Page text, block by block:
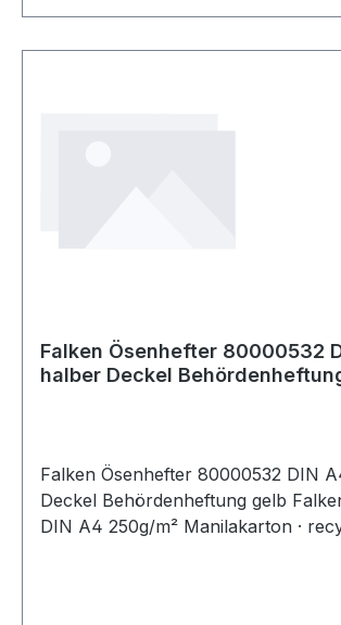
Falken Ösenhefter 80000532
halber Deckel
Falken Ösenhefter 80000532 DIN
Deckel Behördenheftung gelb
DIN A4 250g/m² Manilakarton ·